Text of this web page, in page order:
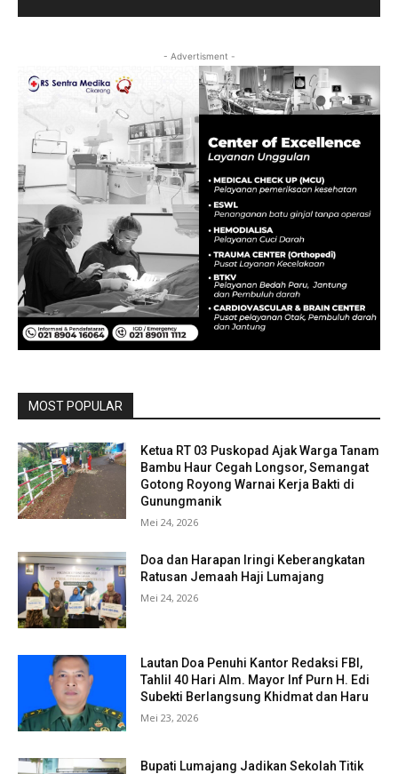
- Advertisment -
MOST POPULAR
Ketua RT 03 Puskopad Ajak Warga Tanam
Bambu Haur Cegah Longsor, Semangat
Gotong Royong Warnai Kerja Bakti di
Gunungmanik
Mei 24, 2026
Doa dan Harapan Iringi Keberangkatan
Ratusan Jemaah Haji Lumajang
Mei 24, 2026
Lautan Doa Penuhi Kantor Redaksi FBI,
Tahlil 40 Hari Alm. Mayor Inf Purn H. Edi
Subekti Berlangsung Khidmat dan Haru
Mei 23, 2026
Bupati Lumajang Jadikan Sekolah Titik